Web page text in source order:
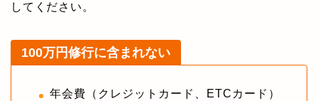
してください。
100万円修行に含まれない
年会費（クレジットカード、ETCカード）